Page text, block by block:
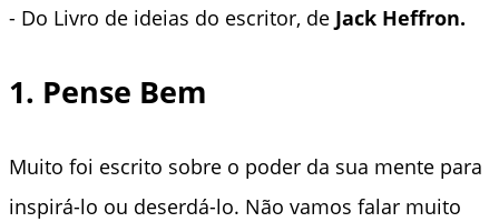
- Do Livro de ideias do escritor, de Jack Heffron.
1. Pense Bem
Muito foi escrito sobre o poder da sua mente para
inspirá-lo ou deserdá-lo. Não vamos falar muito